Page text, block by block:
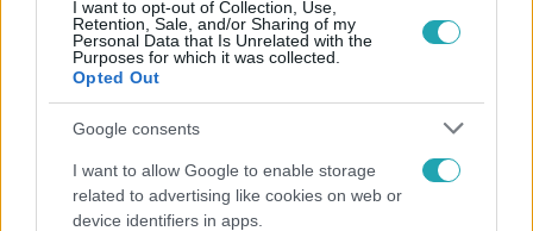
I want to opt-out of Collection, Use,
Retention, Sale, and/or Sharing of my
Personal Data that Is Unrelated with the
Purposes for which it was collected.
Opted Out
Google consents
I want to allow Google to enable storage
related to advertising like cookies on web or
device identifiers in apps.
„A csúcs opcionális, a biztonságos hazatérés
kötelező” – 50 méterre a csúcstól fordult vissza
Klein Dávid